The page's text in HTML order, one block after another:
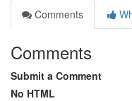
Comments
Comments
Submit a Comment
No HTML